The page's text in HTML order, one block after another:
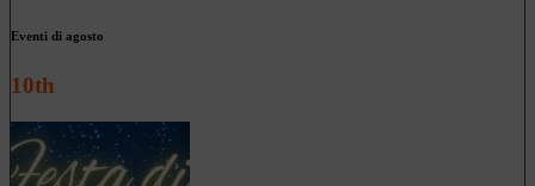
Eventi di agosto
10th